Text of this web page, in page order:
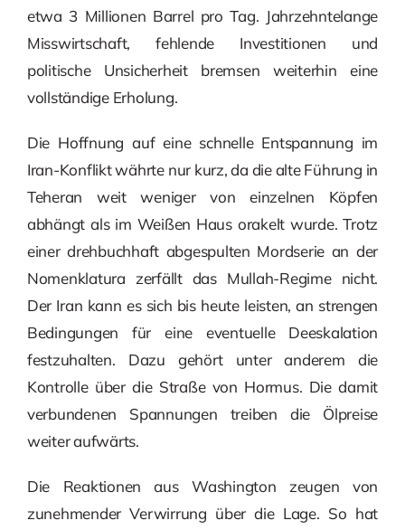
etwa 3 Millionen Barrel pro Tag. Jahrzehntelange
Misswirtschaft, fehlende Investitionen und
politische Unsicherheit bremsen weiterhin eine
vollständige Erholung.
Die Hoffnung auf eine schnelle Entspannung im
Iran-Konflikt währte nur kurz, da die alte Führung in
Teheran weit weniger von einzelnen Köpfen
abhängt als im Weißen Haus orakelt wurde. Trotz
einer drehbuchhaft abgespulten Mordserie an der
Nomenklatura zerfällt das Mullah-Regime nicht.
Der Iran kann es sich bis heute leisten, an strengen
Bedingungen für eine eventuelle Deeskalation
festzuhalten. Dazu gehört unter anderem die
Kontrolle über die Straße von Hormus. Die damit
verbundenen Spannungen treiben die Ölpreise
weiter aufwärts.
Die Reaktionen aus Washington zeugen von
zunehmender Verwirrung über die Lage. So hat